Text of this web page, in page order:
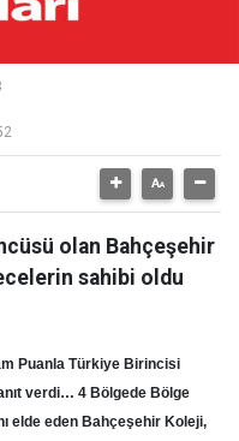
olan Bahçeşehir
sahibi oldu
Puanla Türkiye Birincisi
verdi… 4 Bölgede Bölge
elde eden Bahçeşehir Koleji,